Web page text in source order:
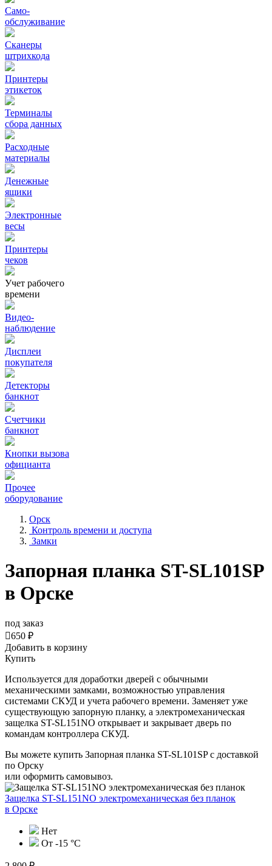
Само-
обслуживание
Сканеры
штрихкода
Принтеры
этикеток
Терминалы
сбора данных
Расходные
материалы
Денежные
ящики
Электронные
весы
Принтеры
чеков
Учет рабочего
времени
Видео‑
наблюдение
Дисплеи
покупателя
Детекторы
банкнот
Счетчики
банкнот
Кнопки вызова
официанта
Прочее
оборудование
Орск
Контроль времени и доступа
Замки
Запорная планка ST-SL101SP
в Орске
под заказ
650 ₽
Добавить в корзину
Купить
Используется для доработки дверей с обычными
механическими замками, возможностью управления
системами СКУД и учета рабочего времени. Заменяет уже
существующую запорную планку, а электромеханическая
защелка ST-SL151NO открывает и закрывает дверь по
командам контроллера СКУД.
Вы можете купить Запорная планка ST-SL101SP с доставкой
по Орску
или оформить самовывоз.
Защелка ST-SL151NO электромеханическая без планок
в Орске
Нет
От -15 °C